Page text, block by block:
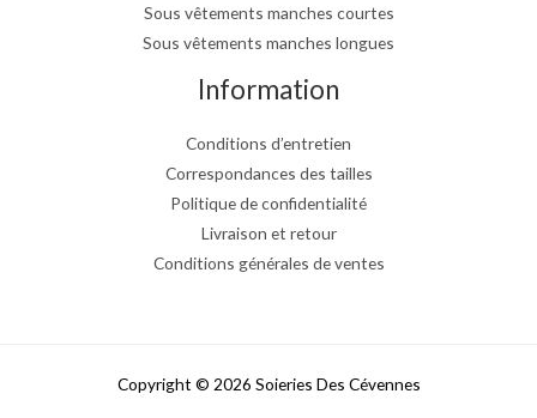
Sous vêtements manches courtes
Sous vêtements manches longues
Information
Conditions d’entretien
Correspondances des tailles
Politique de confidentialité
Livraison et retour
Conditions générales de ventes
Copyright © 2026 Soieries Des Cévennes